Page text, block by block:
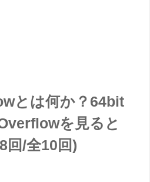
とは何か？64bit
を見ると
回/全10回)